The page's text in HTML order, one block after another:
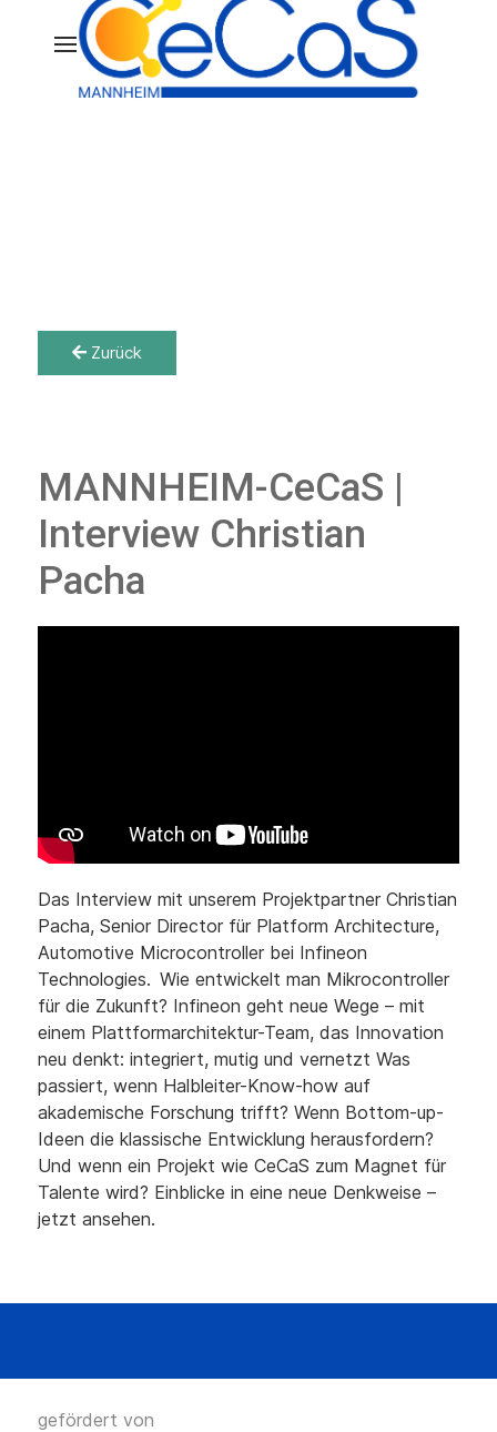
Zurück
MANNHEIM-CeCaS |
Interview Christian
Pacha
Das Interview mit unserem Projektpartner Christian
Pacha, Senior Director für Platform Architecture,
Automotive Microcontroller bei Infineon
Technologies. Wie entwickelt man Mikrocontroller
für die Zukunft? Infineon geht neue Wege – mit
einem Plattformarchitektur-Team, das Innovation
neu denkt: integriert, mutig und vernetzt Was
passiert, wenn Halbleiter-Know-how auf
akademische Forschung trifft? Wenn Bottom-up-
Ideen die klassische Entwicklung herausfordern?
Und wenn ein Projekt wie CeCaS zum Magnet für
Talente wird? Einblicke in eine neue Denkweise –
jetzt ansehen.
gefördert von